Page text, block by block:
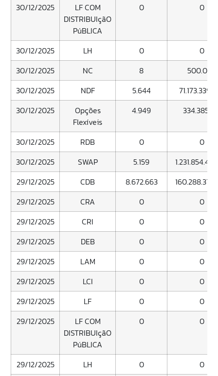
30/12/2025
LF COM
DISTRIBUIçãO
PúBLICA
0 0
30/12/2025 LH 0
0
30/12/2025
NC 8
500.000
30/12/2025
NDF 5.644
30/12/2025
Opções
Flexíveis
4.949
30/12/2025 RDB 0
0
30/12/2025
SWAP 5.159
29/12/2025
CDB 8.672.663
29/12/2025
CRA 0
0
29/12/2025
CRI 0
0
29/12/2025
DEB 0
0
29/12/2025
LAM 0
0
29/12/2025
LCI 0
0
29/12/2025
LF 0
0
29/12/2025
LF COM
DISTRIBUIçãO
PúBLICA
0 0
29/12/2025 LH 0 0